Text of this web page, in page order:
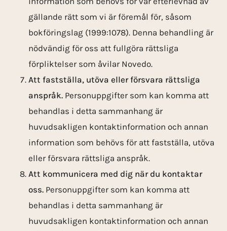
gällande rätt som vi är föremål för, såsom
bokföringslag (1999:1078). Denna behandling är
nödvändig för oss att fullgöra rättsliga
förpliktelser som åvilar Novedo.
Att fastställa, utöva eller försvara rättsliga
anspråk. Personuppgifter som kan komma att
behandlas i detta sammanhang är
huvudsakligen kontaktinformation och annan
information som behövs för att fastställa, utöva
eller försvara rättsliga anspråk.
Att kommunicera med dig när du kontaktar
oss. Personuppgifter som kan komma att
behandlas i detta sammanhang är
huvudsakligen kontaktinformation och annan